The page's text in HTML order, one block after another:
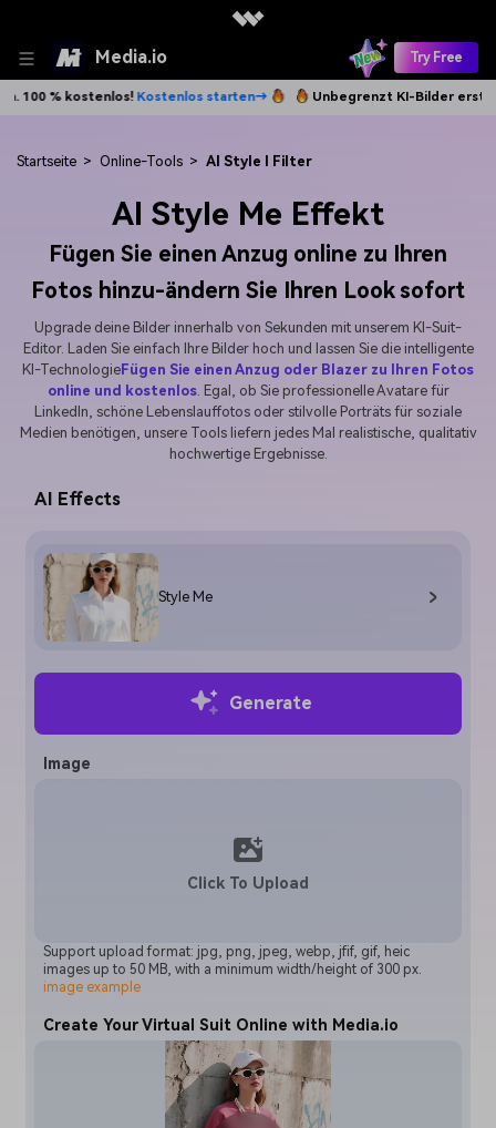
Media.io Try Free
Kostenlos starten→ Unbegrenzt KI-Bilder erstellen. 100
Startseite > Online-Tools > AI Style I Filter
AI Style Me Effekt
Fügen Sie einen Anzug online zu Ihren
Fotos hinzu-ändern Sie Ihren Look sofort
Upgrade deine Bilder innerhalb von Sekunden mit unserem KI-Suit-
Editor. Laden Sie einfach Ihre Bilder hoch und lassen Sie die intelligente
KI-Technologie Fügen Sie einen Anzug oder Blazer zu Ihren Fotos
online und kostenlos. Egal, ob Sie professionelle Avatare für
LinkedIn, schöne Lebenslauffotos oder stilvolle Porträts für soziale
Medien benötigen, unsere Tools liefern jedes Mal realistische, qualitativ
hochwertige Ergebnisse.
AI Effects
Style Me
Generate
Image
Click To Upload
Support upload format: jpg, png, jpeg, webp, jfif, gif, heic
images up to 50 MB, with a minimum width/height of 300 px.
image example
Create Your Virtual Suit Online with Media.io